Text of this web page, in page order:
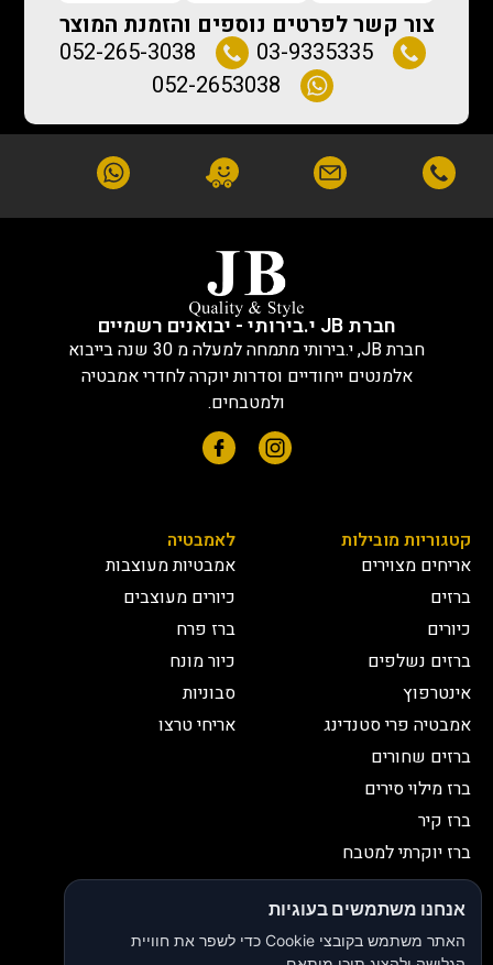
צור קשר לפרטים נוספים והזמנת המוצר
03-9335335
052-265-3038
052-2653038
חברת JB י.בירותי - יבואנים רשמיים
חברת JB, י.בירותי מתמחה למעלה מ 30 שנה בייבוא
אלמנטים ייחודיים וסדרות יוקרה לחדרי אמבטיה
ולמטבחים.
קטגוריות מובילות
אריחים מצוירים
ברזים
כיורים
ברזים נשלפים
אינטרפוץ
אמבטיה פרי סטנדינג
ברזים שחורים
ברז מילוי סירים
ברז קיר
ברז יוקרתי למטבח
לאמבטיה
אמבטיות מעוצבות
כיורים מעוצבים
ברז פרח
כיור מונח
סבוניות
אריחי טרצו
יצירת קשר
03-9335335
052-2653038
sbeiruty@gmail.com
אנחנו משתמשים בעוגיות
האתר משתמש בקובצי Cookie כדי לשפר את חוויית